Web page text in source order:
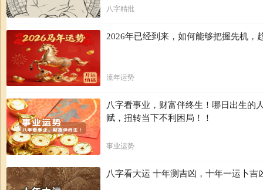
八字精批
2026年已经到来，如何能够把握先机，
流年运势
八字看事业，财富伴终生！哪日出生的
赋，扭转当下不利困局！！
事业运势
八字看大运 十年测吉凶，十年一运卜吉